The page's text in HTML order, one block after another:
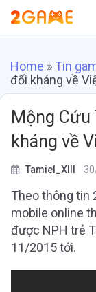
Home » Tin
đối kháng về
Mộng
kháng về
Tamiel_XIII
Theo thông tin
mobile online
được NPH trẻ
11/2015 tới.